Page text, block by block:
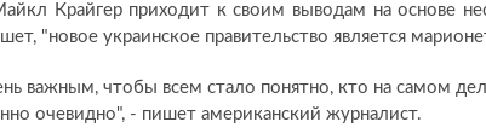
Крайгер приходит к своим выводам на основе
"новое украинское правительство является
важным, чтобы всем стало понятно, кто на самом
очевидно", - пишет американский журналист.